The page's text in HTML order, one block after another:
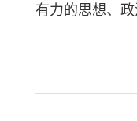
有力的思想、政